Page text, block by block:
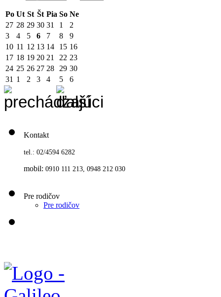
Po Ut St Št Pia So Ne
27 28 29 30 31 1
2
3
4 5 6 7 8
9
10 11 12 13 14 15 16
17 18 19 20 21 22 23
24 25 26 27 28 29 30
31 1 2 3 4 5 6
Kontakt
tel.: 02/4594 6282
mobil: 0910 111 213, 0948 212 030
Pre rodičov
Pre rodičov